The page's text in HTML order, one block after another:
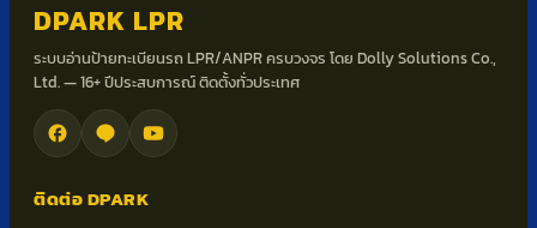
DPARK LPR
ระบบอ่านป้ายทะเบียนรถ LPR/ANPR ครบวงจร โดย Dolly Solutions Co.,
Ltd. — 16+ ปีประสบการณ์ ติดตั้งทั่วประเทศ
ติดต่อ DPARK